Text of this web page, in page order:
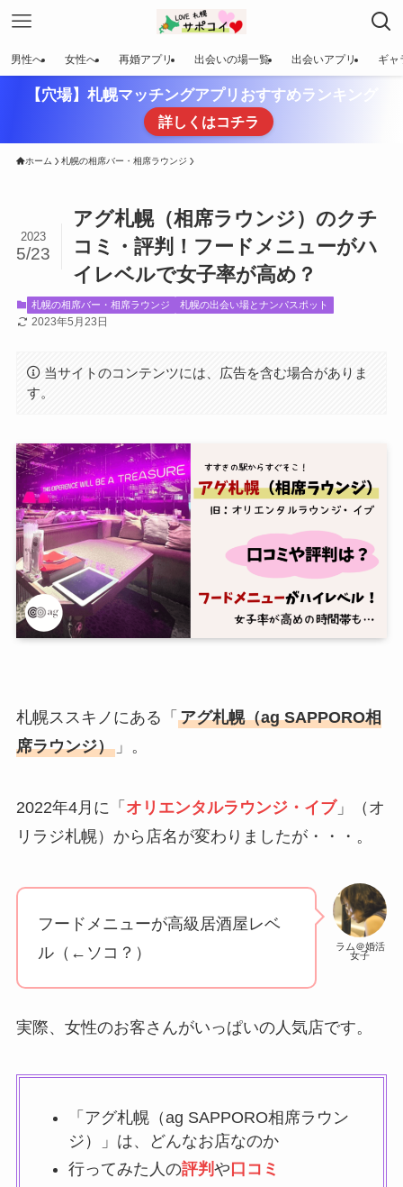
男性へ 女性へ 再婚アプリ 出会いの場一覧 出会いアプリ ギャ
【穴場】札幌マッチングアプリおすすめランキング
詳しくはコチラ
ホーム 札幌の相席バー・相席ラウンジ
アグ札幌（相席ラウンジ）のクチ
コミ・評判！フードメニューがハ
イレベルで女子率が高め？
2023
5/23
札幌の相席バー・相席ラウンジ 札幌の出会い場とナンパスポット
2023年5月23日
当サイトのコンテンツには、広告を含む場合がありま
す。
札幌ススキノにある「 アグ札幌（ag SAPPORO相
席ラウンジ）」。
2022年4月に「 オリエンタルラウンジ・イブ」（オ
リラジ札幌）から店名が変わりましたが・・・。
ラム＠婚活
女子
フードメニューが高級居酒屋レベ
ル（←ソコ？）
実際、女性のお客さんがいっぱいの人気店です。
「アグ札幌（ag SAPPORO相席ラウン
ジ）」は、どんなお店なのか
行ってみた人の評判 や口コミ